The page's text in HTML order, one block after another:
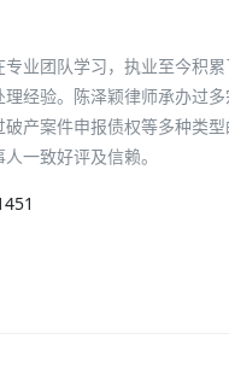
业团队学习，执业至今积
经验。陈泽颖律师承办过多
产案件申报债权等多种类
一致好评及信赖。